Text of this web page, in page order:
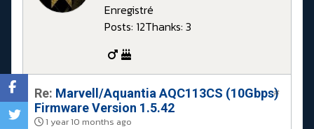
Enregistré
Posts: 12Thanks: 3
Re: Marvell/Aquantia AQC113CS (10Gbps)
Firmware Version 1.5.42
1 year 10 months ago
#